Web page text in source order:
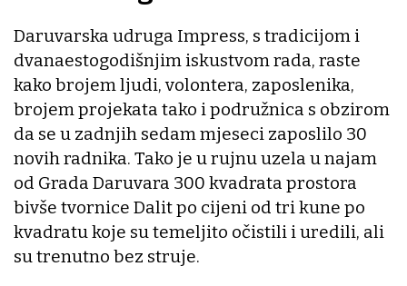
Daruvarska udruga Impress, s tradicijom i
dvanaestogodišnjim iskustvom rada, raste
kako brojem ljudi, volontera, zaposlenika,
brojem projekata tako i podružnica s obzirom
da se u zadnjih sedam mjeseci zaposlilo 30
novih radnika. Tako je u rujnu uzela u najam
od Grada Daruvara 300 kvadrata prostora
bivše tvornice Dalit po cijeni od tri kune po
kvadratu koje su temeljito očistili i uredili, ali
su trenutno bez struje.